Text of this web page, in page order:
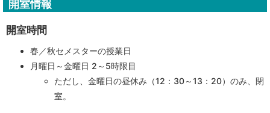
開室情報
開室時間
春／秋セメスターの授業日
月曜日～金曜日 2～5時限目
ただし、金曜日の昼休み（12：30～13：20）のみ、閉
室。